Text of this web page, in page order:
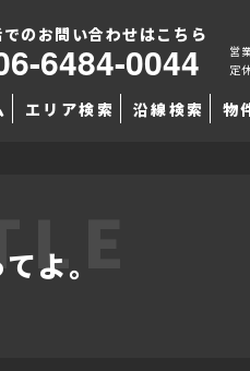
のお問い合わせはこちら
6484-0044
営
定
エリア検索 沿線検索 物
よ。